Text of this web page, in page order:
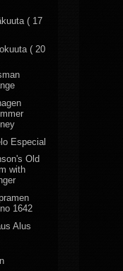
( 17
( 20
Especial
Old
with
1642
Alus